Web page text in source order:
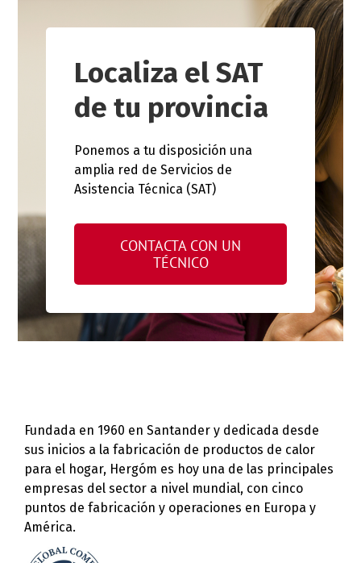
Localiza el SAT
de tu provincia
Ponemos a tu disposición una
amplia red de Servicios de
Asistencia Técnica (SAT)
CONTACTA CON UN
TÉCNICO
Fundada en 1960 en Santander y dedicada desde
sus inicios a la fabricación de productos de calor
para el hogar, Hergóm es hoy una de las principales
empresas del sector a nivel mundial, con cinco
puntos de fabricación y operaciones en Europa y
América.